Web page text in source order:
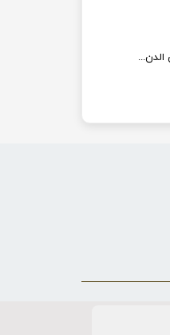
پیکسل ابیگل طرح بازی الدن رینگ کد elden ring 005